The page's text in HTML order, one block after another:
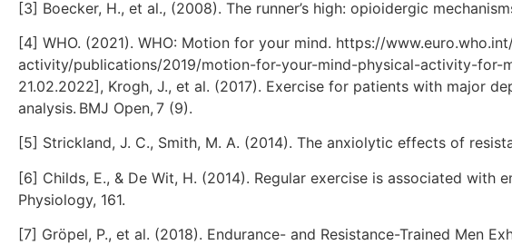
[3] Boecker, H., et al., (2008). The runner’s high: opioidergic
[4] WHO. (2021). WHO: Motion for your mind. https://
activity/publications/2019/motion-for-your-mind-physical-activity-for-
21.02.2022], Krogh, J., et al. (2017). Exercise for patients with major
analysis. BMJ Open, 7 (9).
[5] Strickland, J. C., Smith, M. A. (2014). The anxiolytic effects of
[6] Childs, E., & De Wit, H. (2014). Regular exercise is associated
Physiology, 161.
[7] Gröpel, P., et al. (2018). Endurance- and Resistance-Trained Men